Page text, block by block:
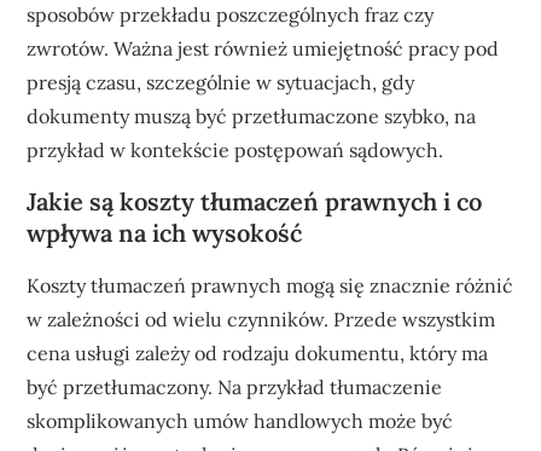
sposobów przekładu poszczególnych fraz czy
zwrotów. Ważna jest również umiejętność pracy pod
presją czasu, szczególnie w sytuacjach, gdy
dokumenty muszą być przetłumaczone szybko, na
przykład w kontekście postępowań sądowych.
Jakie są koszty tłumaczeń prawnych i co
wpływa na ich wysokość
Koszty tłumaczeń prawnych mogą się znacznie różnić
w zależności od wielu czynników. Przede wszystkim
cena usługi zależy od rodzaju dokumentu, który ma
być przetłumaczony. Na przykład tłumaczenie
skomplikowanych umów handlowych może być